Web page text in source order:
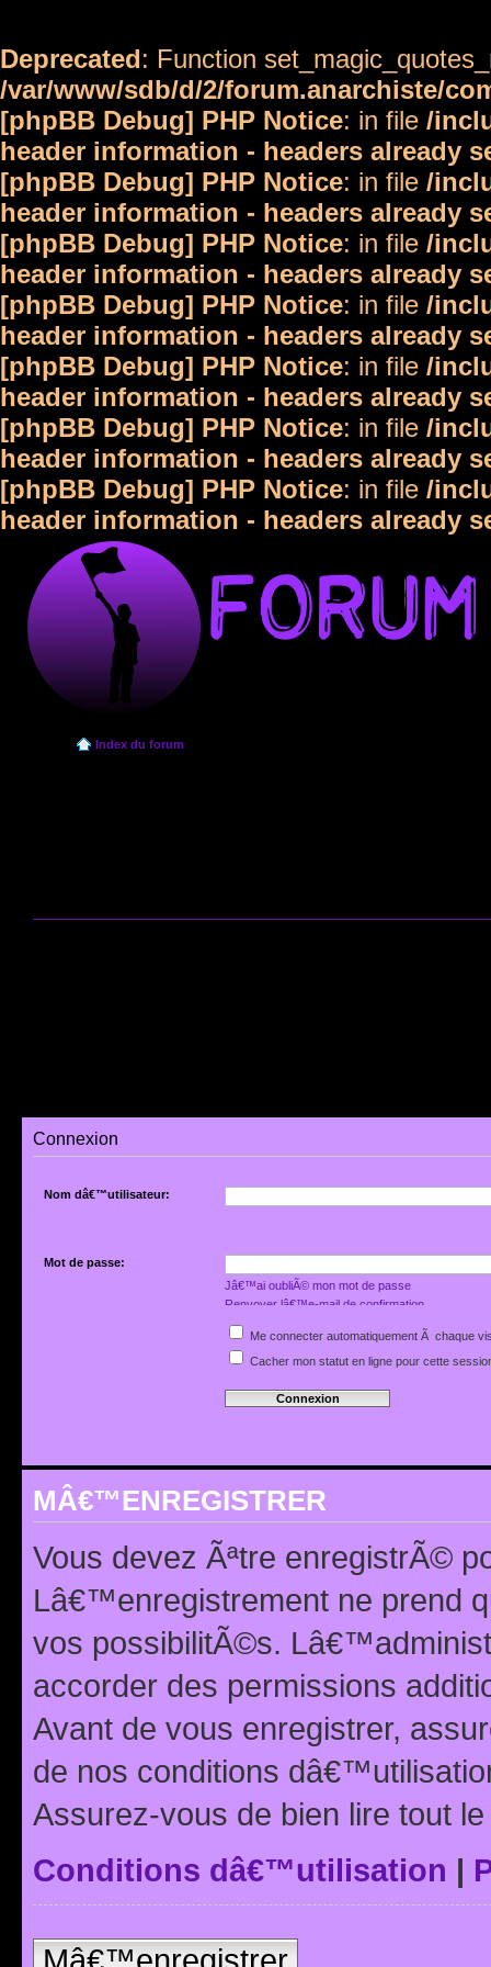
Deprecated: Function
/var/www/sdb/d/2/forum.anarchiste/
[phpBB Debug] PHP Notice: in file /
header information - headers already
[phpBB Debug] PHP Notice: in file /
header information - headers already
[phpBB Debug] PHP Notice: in file /
header information - headers already
[phpBB Debug] PHP Notice: in file /
header information - headers already
[phpBB Debug] PHP Notice: in file /
header information - headers already
[phpBB Debug] PHP Notice: in file /
header information - headers already
[phpBB Debug] PHP Notice: in file /
header information - headers already
Index du forum
Connexion
Nom dâ€™utilisateur:
Mot de passe:
Jâ€™ai oubliÃ© mon mot de passe
Renvoyer lâ€™e-mail de confirmation
Me connecter automatiquement Ã chaque
Cacher mon statut en ligne pour cette
MÂ€™ENREGISTRER
Vous devez Ãªtre enregistrÃ©
Lâ€™enregistrement ne prend
vos possibilitÃ©s.
accorder des permissions
Avant de vous enregistrer,
de nos conditions
Assurez-vous de bien lire tout
Conditions dâ€™utilisation |
Mâ€™enregistrer